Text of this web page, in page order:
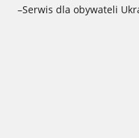
–Serwis dla obywateli